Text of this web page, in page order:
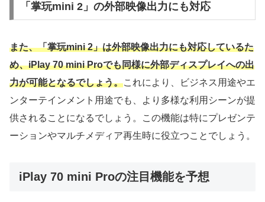
「掌玩mini 2」の外部映像出力にも対応
また、「掌玩mini 2」は外部映像出力にも対応しているた
め、iPlay 70 mini Proでも同様に外部ディスプレイへの出
力が可能となるでしょう。これにより、ビジネス用途やエ
ンターテインメント用途でも、より多様な利用シーンが提
供されることになるでしょう。この機能は特にプレゼンテ
ーションやマルチメディア再生時に役立つことでしょう。
iPlay 70 mini Proの注目機能を予想